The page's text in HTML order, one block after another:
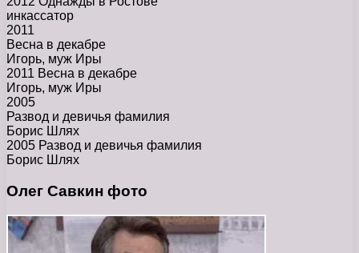
инкассатор
2011
Весна в декабре
Игорь, муж Иры
2011 Весна в декабре
Игорь, муж Иры
2005
Развод и девичья фамилия
Борис Шлях
2005 Развод и девичья фамилия
Борис Шлях
Олег Савкин фото